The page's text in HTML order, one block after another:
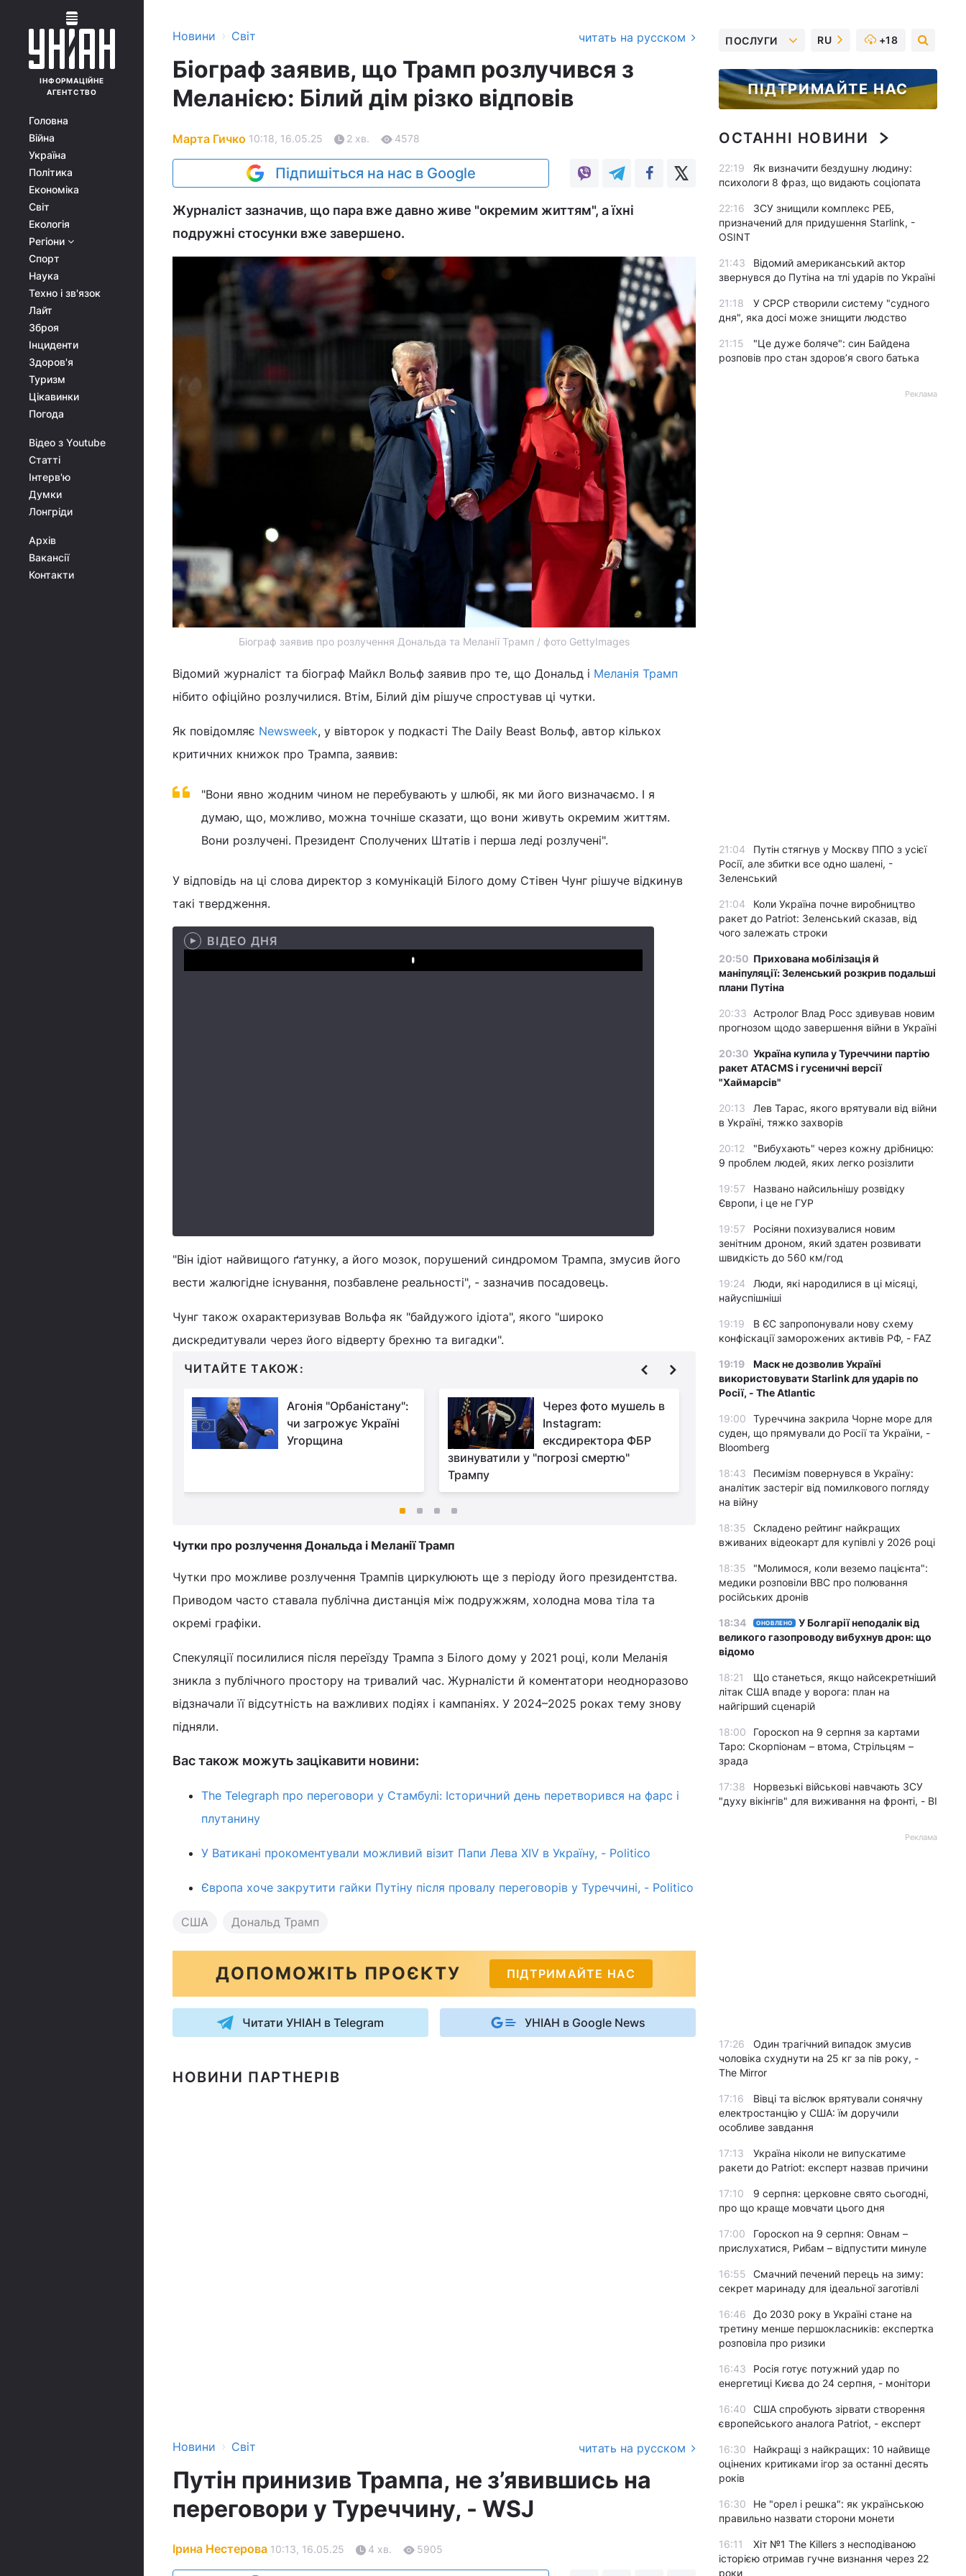
ІНФОРМАЦІЙНЕ
АГЕНТСТВО
Головна
Війна
Україна
Політика
Економіка
Світ
Екологія
Регіони
Спорт
Наука
Техно і зв'язок
Лайт
Зброя
Інциденти
Здоров'я
Туризм
Цікавинки
Погода
Відео з Youtube
Статті
Інтерв'ю
Думки
Лонгріди
Архів
Вакансії
Контакти
Новини › Світ читать на русском
Біограф заявив, що Трамп розлучився з
Меланією: Білий дім різко відповів
Марта Гичко 10:18, 16.05.25 2 хв. 4578
Підпишіться на нас в Google
Журналіст зазначив, що пара вже давно живе "окремим життям", а їхні
подружні стосунки вже завершено.
Біограф заявив про розлучення Дональда та Меланії Трамп / фото GettyImages
Відомий журналіст та біограф Майкл Вольф заявив про те, що Дональд і Меланія Трамп
нібито офіційно розлучилися. Втім, Білий дім рішуче спростував ці чутки.
Як повідомляє Newsweek, у вівторок у подкасті The Daily Beast Вольф, автор кількох
критичних книжок про Трампа, заявив:
"Вони явно жодним чином не перебувають у шлюбі, як ми його визначаємо. І я
думаю, що, можливо, можна точніше сказати, що вони живуть окремим життям.
Вони розлучені. Президент Сполучених Штатів і перша леді розлучені".
У відповідь на ці слова директор з комунікацій Білого дому Стівен Чунг рішуче відкинув
такі твердження.
ВІДЕО ДНЯ
Play
"Він ідіот найвищого ґатунку, а його мозок, порушений синдромом Трампа, змусив його
вести жалюгідне існування, позбавлене реальності", - зазначив посадовець.
Чунг також охарактеризував Вольфа як "байдужого ідіота", якого "широко
дискредитували через його відверту брехню та вигадки".
ЧИТАЙТЕ ТАКОЖ:
Агонія "Орбаністану":
чи загрожує Україні
Угорщина
Через фото мушель в
Instagram:
ексдиректора ФБР
звинуватили у "погрозі смертю"
Трампу
надії на мир в Україні
згасають, все
вирішить зустріч Трампа і Путіна
Чутки про розлучення Дональда і Меланії Трамп
Чутки про можливе розлучення Трампів циркулюють ще з періоду його президентства.
Приводом часто ставала публічна дистанція між подружжям, холодна мова тіла та
окремі графіки.
Спекуляції посилилися після переїзду Трампа з Білого дому у 2021 році, коли Меланія
зникла з публічного простору на тривалий час. Журналісти й коментатори неодноразово
відзначали її відсутність на важливих подіях і кампаніях. У 2024–2025 роках тему знову
підняли.
Вас також можуть зацікавити новини:
The Telegraph про переговори у Стамбулі: Історичний день перетворився на фарс і
плутанину
У Ватикані прокоментували можливий візит Папи Лева XIV в Україну, - Politico
Європа хоче закрутити гайки Путіну після провалу переговорів у Туреччині, - Politico
США Дональд Трамп
ДОПОМОЖІТЬ ПРОЄКТУ ПІДТРИМАЙТЕ НАС
Читати УНІАН в Telegram УНІАН в Google News
НОВИНИ ПАРТНЕРІВ
Новини › Світ читать на русском
Путін принизив Трампа, не з’явившись на
переговори у Туреччину, - WSJ
Ірина Нестерова 10:13, 16.05.25 4 хв. 5905
ПОСЛУГИ RU +18
ПІДТРИМАЙТЕ НАС
ОСТАННІ НОВИНИ
22:19
Як визначити бездушну людину:
психологи 8 фраз, що видають соціопата
22:16
ЗСУ знищили комплекс РЕБ,
призначений для придушення Starlink, -
OSINT
21:43
Відомий американський актор
звернувся до Путіна на тлі ударів по Україні
21:18
У СРСР створили систему "судного
дня", яка досі може знищити людство
21:15
"Це дуже боляче": син Байдена
розповів про стан здоров’я свого батька
Реклама
21:04
Путін стягнув у Москву ППО з усієї
Росії, але збитки все одно шалені, -
Зеленський
21:04
Коли Україна почне виробництво
ракет до Patriot: Зеленський сказав, від
чого залежать строки
20:50 Прихована мобілізація й
маніпуляції: Зеленський розкрив подальші
плани Путіна
20:33
Астролог Влад Росс здивував новим
прогнозом щодо завершення війни в Україні
20:30 Україна купила у Туреччини партію
ракет ATACMS і гусеничні версії
"Хаймарсів"
20:13
Лев Тарас, якого врятували від війни
в Україні, тяжко захворів
20:12
"Вибухають" через кожну дрібницю:
9 проблем людей, яких легко розізлити
19:57
Названо найсильнішу розвідку
Європи, і це не ГУР
19:57
Росіяни похизувалися новим
зенітним дроном, який здатен розвивати
швидкість до 560 км/год
19:24
Люди, які народилися в ці місяці,
найуспішніші
19:19
В ЄС запропонували нову схему
конфіскації заморожених активів РФ, - FAZ
19:19
Маск не дозволив Україні
використовувати Starlink для ударів по
Росії, - The Atlantic
19:00
Туреччина закрила Чорне море для
суден, що прямували до Росії та України, -
Bloomberg
18:43
Песимізм повернувся в Україну:
аналітик застеріг від помилкового погляду
на війну
18:35
Складено рейтинг найкращих
вживаних відеокарт для купівлі у 2026 році
18:35
"Молимося, коли веземо пацієнта":
медики розповіли BBC про полювання
російських дронів
18:34 ОНОВЛЕНО
У Болгарії неподалік від
великого газопроводу вибухнув дрон: що
відомо
18:21
Що станеться, якщо найсекретніший
літак США впаде у ворога: план на
найгірший сценарій
18:00
Гороскоп на 9 серпня за картами
Таро: Скорпіонам – втома, Стрільцям –
зрада
17:38
Норвезькі військові навчають ЗСУ
"духу вікінгів" для виживання на фронті, - BI
Реклама
17:26
Один трагічний випадок змусив
чоловіка схуднути на 25 кг за пів року, -
The Mirror
17:16
Вівці та віслюк врятували сонячну
електростанцію у США: їм доручили
особливе завдання
17:13
Україна ніколи не випускатиме
ракети до Patriot: експерт назвав причини
17:10
9 серпня: церковне свято сьогодні,
про що краще мовчати цього дня
17:00
Гороскоп на 9 серпня: Овнам –
прислухатися, Рибам – відпустити минуле
16:55
Смачний печений перець на зиму:
секрет маринаду для ідеальної заготівлі
16:46
До 2030 року в Україні стане на
третину менше першокласників: експертка
розповіла про ризики
16:43
Росія готує потужний удар по
енергетиці Києва до 24 серпня, - монітори
16:40
США спробують зірвати створення
європейського аналога Patriot, - експерт
16:30
Найкращі з найкращих: 10 найвище
оцінених критиками ігор за останні десять
років
16:30
Не "орел і решка": як українською
правильно назвати сторони монети
16:11
Хіт №1 The Killers з несподіваною
історією отримав гучне визнання через 22
роки